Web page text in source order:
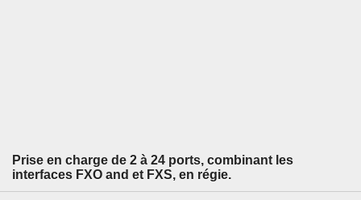
Prise en charge de 2 à 24 ports, combinant les
interfaces FXO and et FXS, en régie.